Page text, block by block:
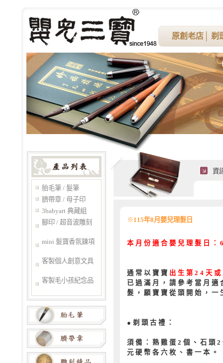
原創老店 剃
胎毛筆 / 髮筆
臍帶章 / 母子印
3babyart 典藏組
腳印 / 超音波雕刻
mini 髮寶香氛鍊項
客製個人創意文具
客製毛小孩紀念品
資
※115年8月嬰兒理髮日
本月份適合嬰兒理髮日
通常以寶寶 出生第24天
已過滿月，請參考當月
髮，願寶寶從頭開始，一
●剃頭古禮：
須備：熟雞蛋2個、石頭
元硬幣各六枚、書一本。